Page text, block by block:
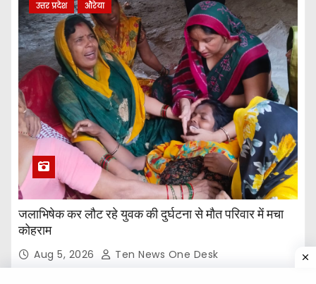
उत्तर प्रदेश औरेया
जलाभिषेक कर लौट रहे युवक की दुर्घटना से मौत परिवार में मचा
कोहराम
Aug 5, 2026 Ten News One Desk